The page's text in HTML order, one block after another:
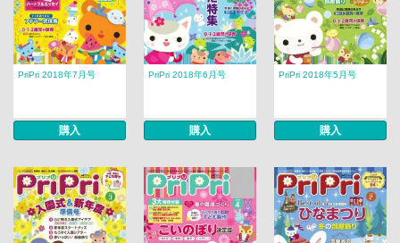
PriPri 2018年7月号
購入
PriPri 2018年6月号
購入
PriPri 2018年5月号
購入